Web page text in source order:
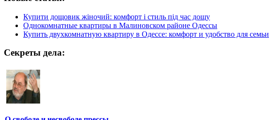
Купити дощовик жіночий: комфорт і стиль під час дощу
Однокомнатные квартиры в Малиновском районе Одессы
Купить двухкомнатную квартиру в Одессе: комфорт и удобство для семьи
Секреты дела: